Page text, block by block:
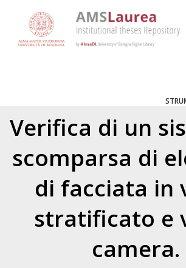
Verifica di un
scomparsa di
di facciata in
stratificato e
camera.